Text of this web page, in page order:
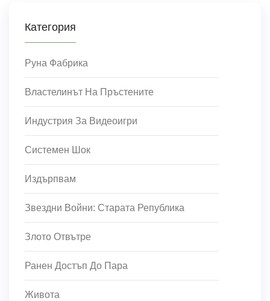
Категория
Руна Фабрика
Властелинът На Пръстените
Индустрия За Видеоигри
Системен Шок
Издърпвам
Звездни Войни: Старата Република
Злото Отвътре
Ранен Достъп До Пара
Живота